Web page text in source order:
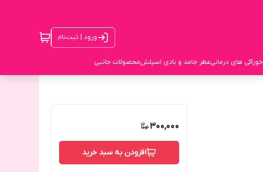
ورود | ثبت‌نام
خوراکی های درمانیعطر جامد و بادی اسپلشمحصولات جانبی
300,000
افزودن به سبد خرید